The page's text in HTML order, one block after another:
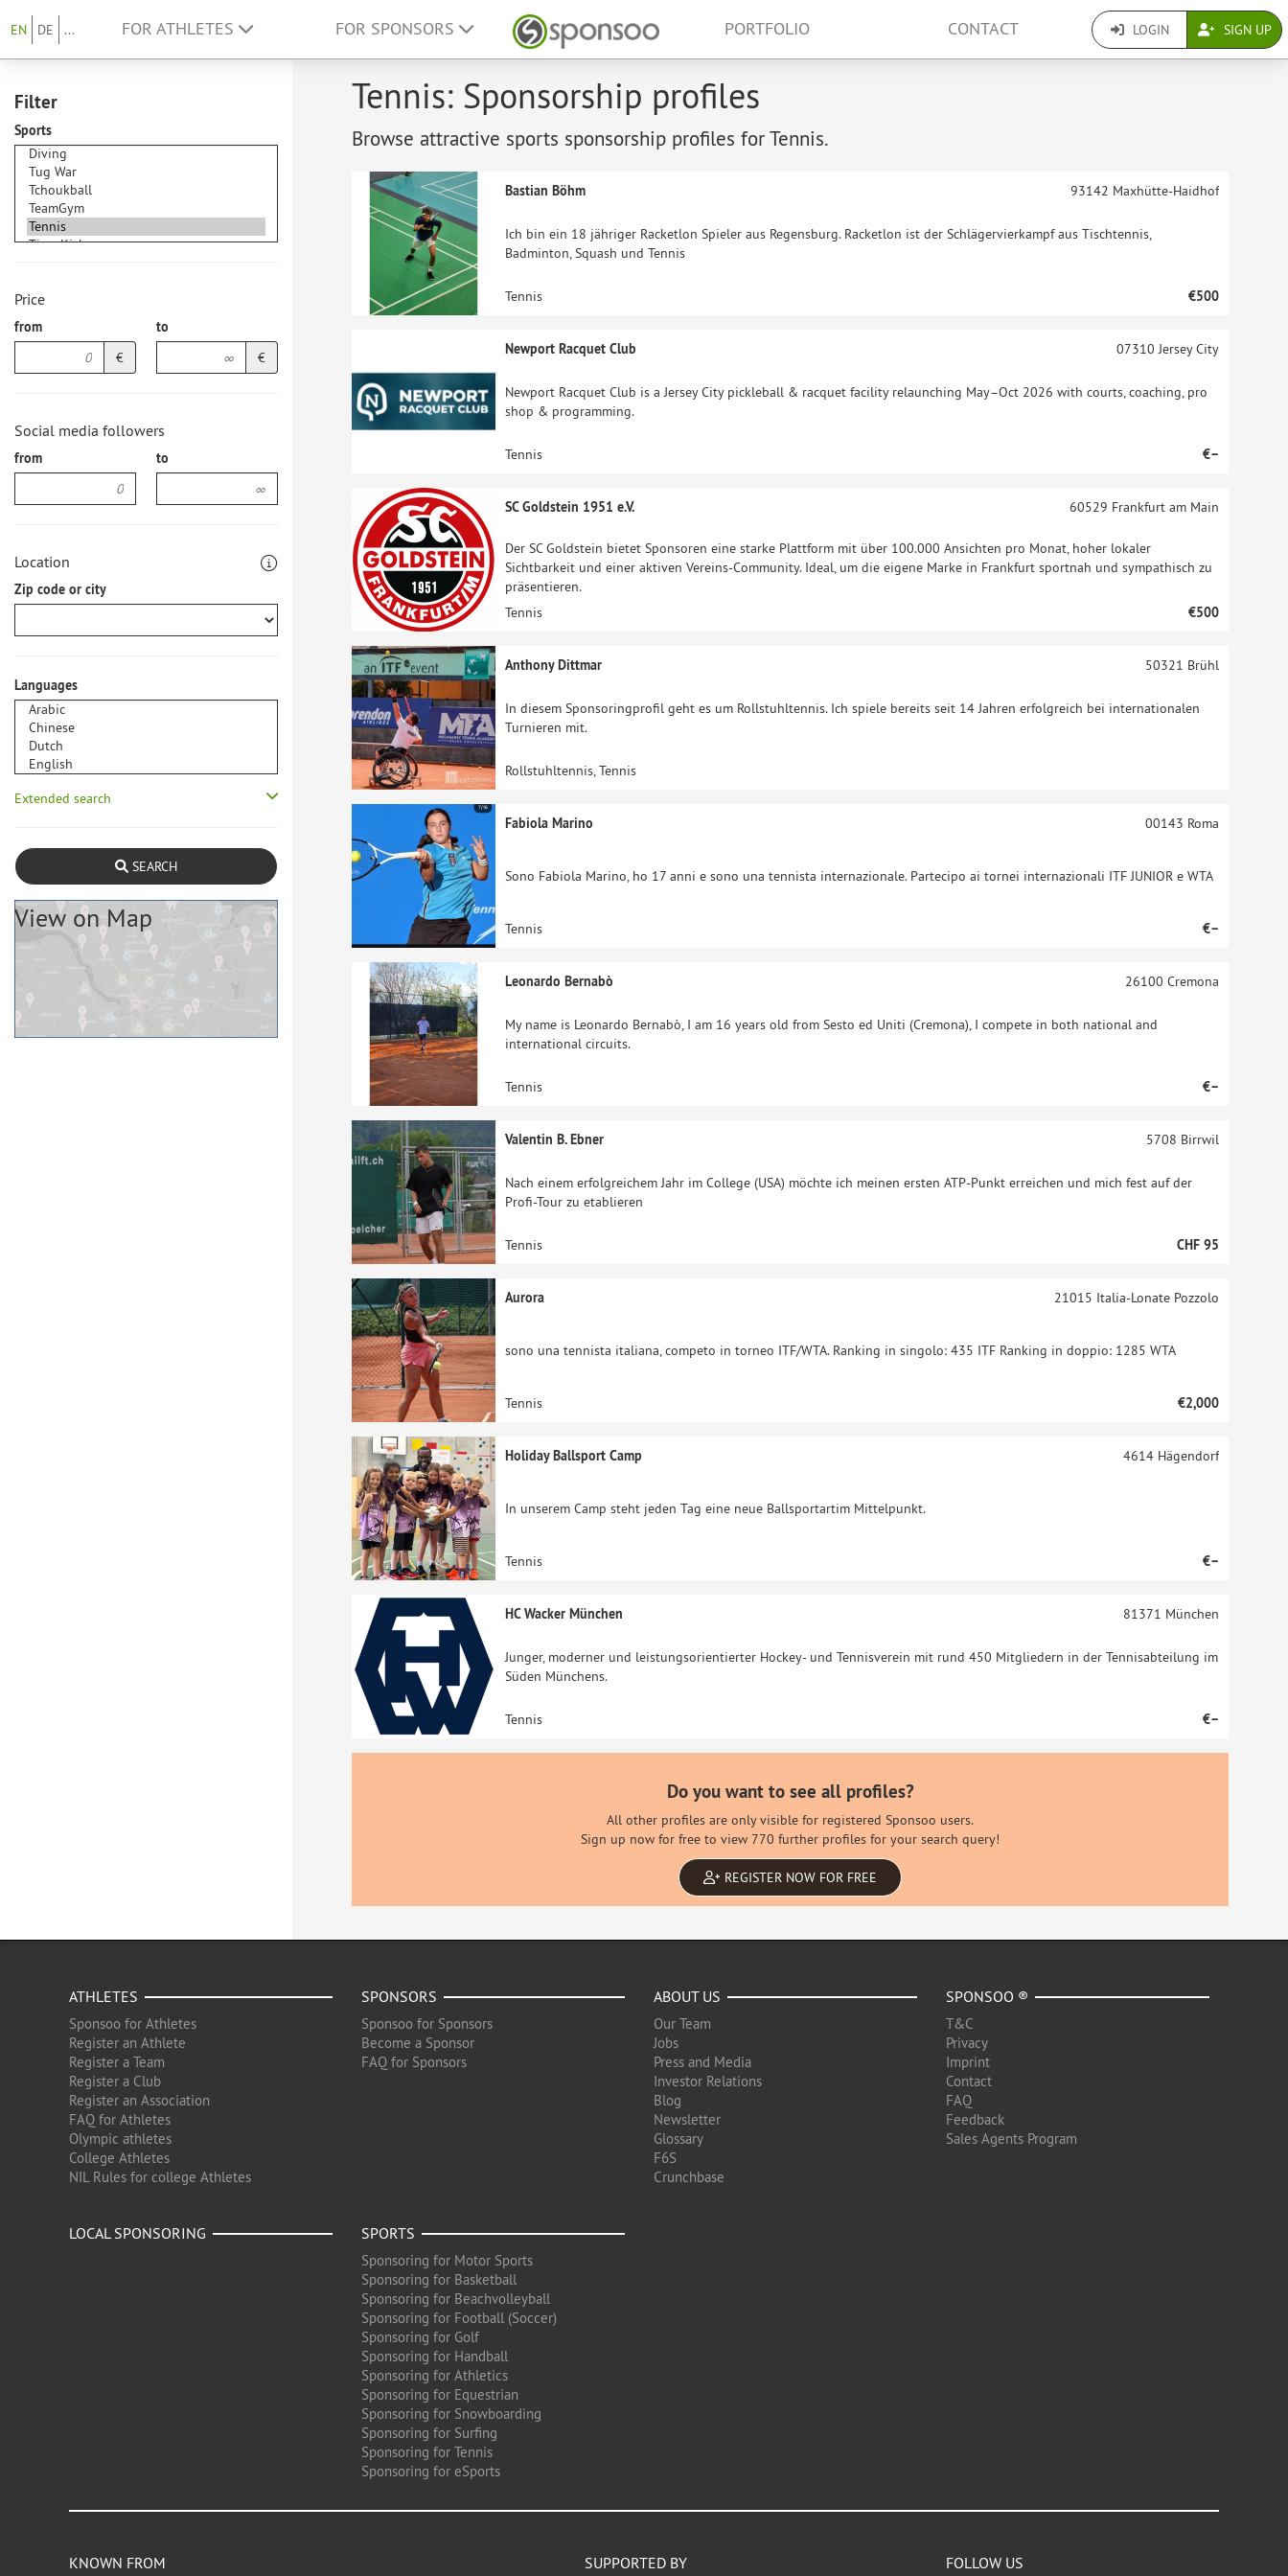
EN DE ... FOR ATHLETES FOR SPONSORS PORTFOLIO CONTACT LOGIN SIGN UP
Filter
Sports
Price
from
€
to
€
Social media followers
from to
Location
Zip code or city
Languages
Extended search
SEARCH
View on Map
Tennis: Sponsorship profiles
Browse attractive sports sponsorship profiles for Tennis.
Bastian Böhm
Ich bin ein 18 jähriger Racketlon Spieler aus Regensburg. Racketlon ist der Schlägervierkampf aus Tischtennis,
Badminton, Squash und Tennis
93142 Maxhütte-Haidhof
Tennis €500
Newport Racquet Club
Newport Racquet Club is a Jersey City pickleball & racquet facility relaunching May–Oct 2026 with courts, coaching, pro
shop & programming.
07310 Jersey City
Tennis €–
SC Goldstein 1951 e.V.
Der SC Goldstein bietet Sponsoren eine starke Plattform mit über 100.000 Ansichten pro Monat, hoher lokaler
Sichtbarkeit und einer aktiven Vereins-Community. Ideal, um die eigene Marke in Frankfurt sportnah und sympathisch zu
präsentieren.
60529 Frankfurt am Main
Tennis €500
Anthony Dittmar
In diesem Sponsoringprofil geht es um Rollstuhltennis. Ich spiele bereits seit 14 Jahren erfolgreich bei internationalen
Turnieren mit.
50321 Brühl
Rollstuhltennis, Tennis
Fabiola Marino
Sono Fabiola Marino, ho 17 anni e sono una tennista internazionale. Partecipo ai tornei internazionali ITF JUNIOR e WTA
00143 Roma
Tennis €–
Leonardo Bernabò
My name is Leonardo Bernabò, I am 16 years old from Sesto ed Uniti (Cremona), I compete in both national and
international circuits.
26100 Cremona
Tennis €–
Valentin B. Ebner
Nach einem erfolgreichem Jahr im College (USA) möchte ich meinen ersten ATP-Punkt erreichen und mich fest auf der
Profi-Tour zu etablieren
5708 Birrwil
Tennis CHF 95
Aurora
sono una tennista italiana, competo in torneo ITF/WTA. Ranking in singolo: 435 ITF Ranking in doppio: 1285 WTA
21015 Italia-Lonate Pozzolo
Tennis €2,000
Holiday Ballsport Camp
In unserem Camp steht jeden Tag eine neue Ballsportartim Mittelpunkt.
4614Hägendorf
Tennis €–
HC Wacker München
Junger, moderner und leistungsorientierter Hockey- und Tennisverein mit rund 450 Mitgliedern in der Tennisabteilung im
Süden Münchens.
81371 München
Tennis €–
Do you want to see all profiles?
All other profiles are only visible for registered Sponsoo users.
Sign up now for free to view 770 further profiles for your search query!
REGISTER NOW FOR FREE
ATHLETES
Sponsoo for Athletes
Register an Athlete
Register a Team
Register a Club
Register an Association
FAQ for Athletes
Olympic athletes
College Athletes
NIL Rules for college Athletes
SPONSORS
Sponsoo for Sponsors
Become a Sponsor
FAQ for Sponsors
ABOUT US
Our Team
Jobs
Press and Media
Investor Relations
Blog
Newsletter
Glossary
F6S
Crunchbase
SPONSOO ®
T&C
Privacy
Imprint
Contact
FAQ
Feedback
Sales Agents Program
LOCAL SPONSORING SPORTS
Sponsoring for Motor Sports
Sponsoring for Basketball
Sponsoring for Beachvolleyball
Sponsoring for Football (Soccer)
Sponsoring for Golf
Sponsoring for Handball
Sponsoring for Athletics
Sponsoring for Equestrian
Sponsoring for Snowboarding
Sponsoring for Surfing
Sponsoring for Tennis
Sponsoring for eSports
KNOWN FROM SUPPORTED BY FOLLOW US